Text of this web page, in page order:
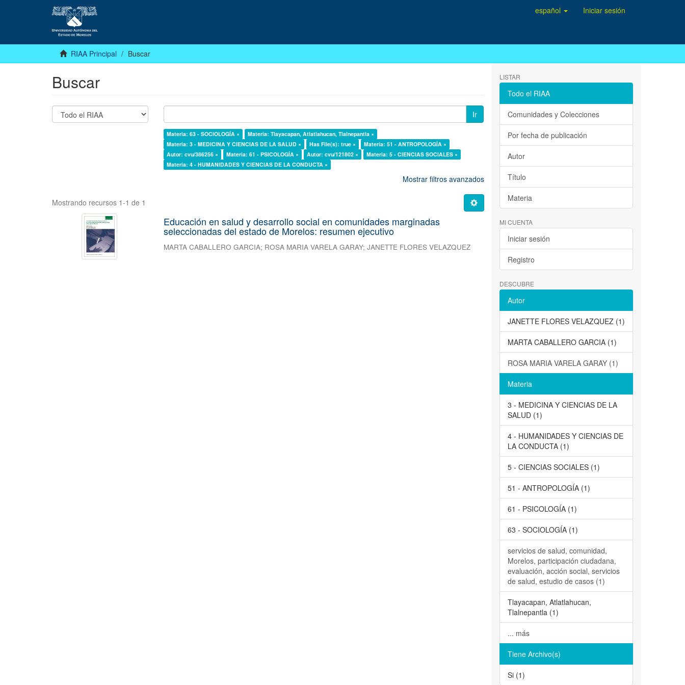
español Iniciar sesión
RIAA Principal Buscar
Buscar
Ir
Materia: 63 - SOCIOLOGÍA ×
Materia: Tlayacapan, Atlatlahucan, Tlalnepantla ×
Materia: 3 - MEDICINA Y CIENCIAS DE LA SALUD ×
Has File(s): true ×
Materia: 51 - ANTROPOLOGÍA ×
Autor: cvu/386256 ×
Materia: 61 - PSICOLOGÍA × Autor: cvu/121802 ×
Materia: 5 - CIENCIAS SOCIALES ×
Materia: 4 - HUMANIDADES Y CIENCIAS DE LA CONDUCTA ×
Mostrar filtros avanzados
Mostrando recursos 1-1 de 1
Educación en salud y desarrollo social en comunidades marginadas
seleccionadas del estado de Morelos: resumen ejecutivo
MARTA CABALLERO GARCIA; ROSA MARIA VARELA GARAY;JANETTE FLORES VELAZQUEZ
LISTAR
Todo el RIAA
Comunidades y Colecciones
Por fecha de publicación
Autor
Título
Materia
MI CUENTA
Iniciar sesión
Registro
DESCUBRE
Autor
JANETTE FLORES VELAZQUEZ (1)
MARTA CABALLERO GARCIA (1)
ROSA MARIA VARELA GARAY (1)
Materia
3 - MEDICINA Y CIENCIAS DE LA
SALUD (1)
4 - HUMANIDADES Y CIENCIAS DE
LA CONDUCTA (1)
5 - CIENCIAS SOCIALES (1)
51 - ANTROPOLOGÍA (1)
61 - PSICOLOGÍA (1)
63 - SOCIOLOGÍA (1)
servicios de salud, comunidad,
Morelos, participación ciudadana,
evaluación, acción social, servicios
de salud, estudio de casos (1)
Tlayacapan, Atlatlahucan,
Tlalnepantla (1)
... más
Tiene Archivo(s)
Si (1)